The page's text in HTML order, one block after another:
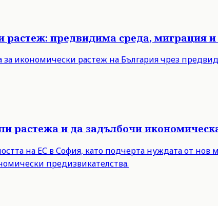
предвидима среда, миграция
икономически растеж на България чрез
растежа и да задълбочи
на ЕС в София, като подчерта нуждата от
предизвикателства.